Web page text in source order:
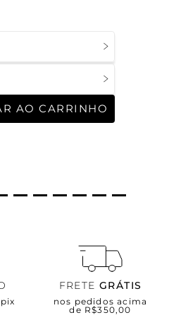
AO CARRINHO
FRETE GRÁTIS
nos pedidos acima
de R$350,00